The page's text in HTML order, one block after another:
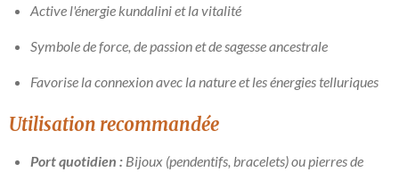
Active l'énergie kundalini et la vitalité
Symbole de force, de passion et de sagesse ancestrale
Favorise la connexion avec la nature et les énergies telluriques
Utilisation recommandée
Port quotidien : Bijoux (pendentifs, bracelets) ou pierres de